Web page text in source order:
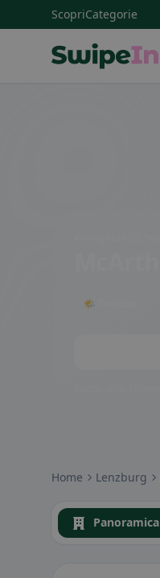
ScopriCategorie
🌤 Terrazza
Home Lenzburg
Panoramica